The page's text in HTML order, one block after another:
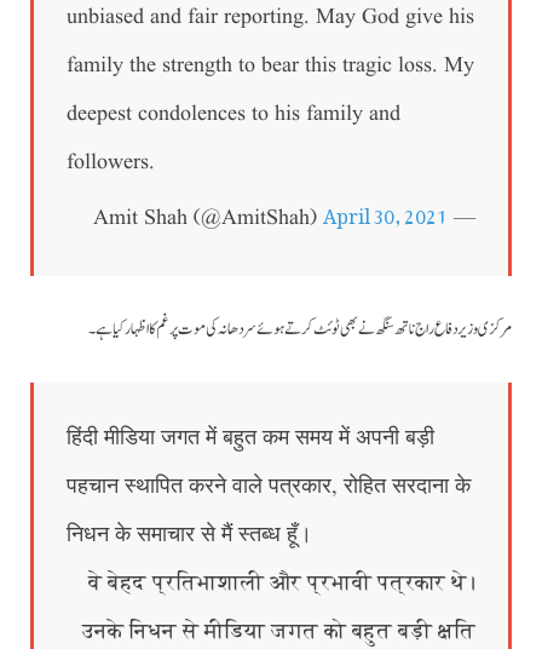
unbiased and fair reporting. May God give his
family the strength to bear this tragic loss. My
deepest condolences to his family and
followers.
— Amit Shah (@AmitShah)
April 30, 2021
مرکزی وزیر دفاع راج ناتھ سنگھ نے بھی ٹوئٹ کرتے ہوئے سردھانہ کی موت پر غم کا اظہار کیا ہے۔
हिंदी मीडिया जगत में बहुत कम समय में अपनी बड़ी
पहचान स्थापित करने वाले पत्रकार, रोहित सरदाना के
निधन के समाचार से मैं स्तब्ध हूँ।
वे बेहद प्रतिभाशाली और प्रभावी पत्रकार थे।
उनके निधन से मीडिया जगत को बहुत बड़ी क्षति